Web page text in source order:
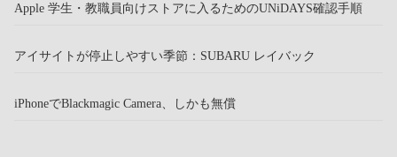
Apple 学生・教職員向けストアに入るためのUNiDAYS確認手順
アイサイトが停止しやすい季節：SUBARU レイバック
iPhoneでBlackmagic Camera、しかも無償